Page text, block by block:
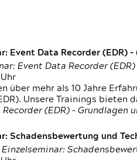
Event Data Recorder (EDR)
Event Data Recorder
über mehr als 10 Jahre
Unsere Trainings bieten
(EDR) – Grundlagen
Schadensbewertung und
Einzelseminar: